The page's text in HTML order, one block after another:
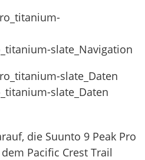
slate_Navigation
slate_Daten
die Suunto 9 Peak Pro
Pacific Crest Trail